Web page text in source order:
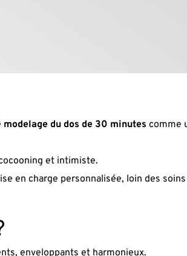
modelage du dos de 30 minutes comme
et intimiste.
en charge personnalisée, loin des
enveloppants et harmonieux.